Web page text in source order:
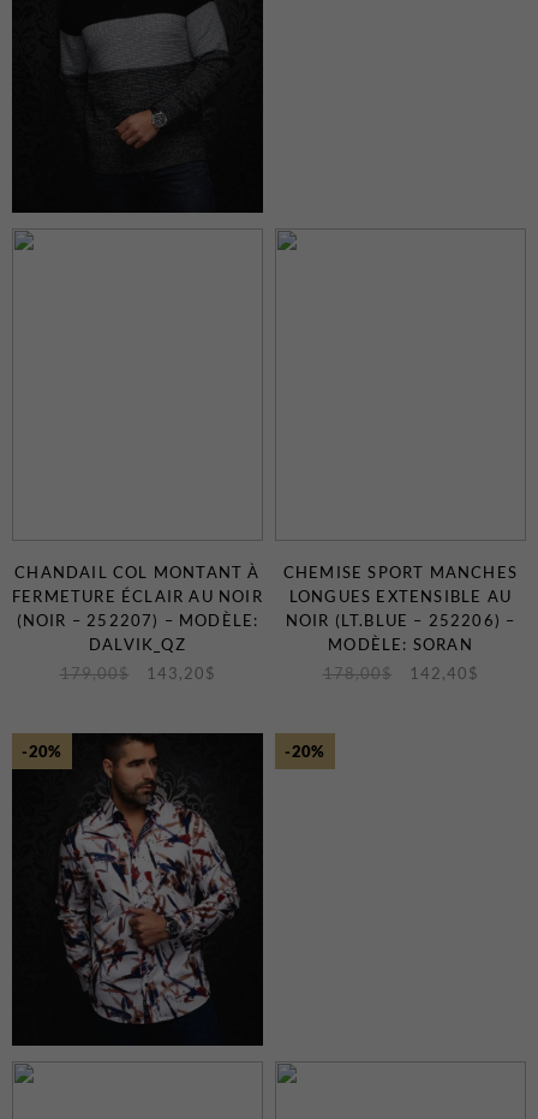
CHANDAIL COL MONTANT À
FERMETURE ÉCLAIR AU NOIR
(NOIR – 252207) – MODÈLE:
DALVIK_QZ
179,00$ 143,20 $
CHEMISE SPORT MANCHES
LONGUES EXTENSIBLE AU
NOIR (LT.BLUE – 252206) –
MODÈLE: SORAN
178,00$ 142,40 $
-20% -20%